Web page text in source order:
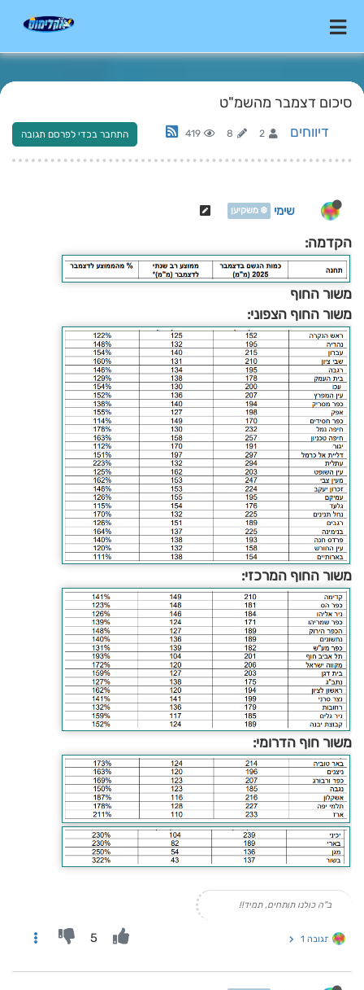
סיכום דצמבר מהשמ"ט
דיווחים 2
8
419 התחבר בכדי לפרסם תגובה
שימי ❄️ משקיען
הקדמה:
משור החוף
משור החוף הצפוני:
משור החוף המרכזי:
משור חוף הדרומי:
ב"ה כולנו תותחים, תמיד!!
תגובה 1 5